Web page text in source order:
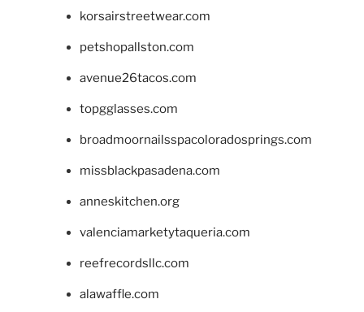
korsairstreetwear.com
petshopallston.com
avenue26tacos.com
topgglasses.com
broadmoornailsspacoloradosprings.com
missblackpasadena.com
anneskitchen.org
valenciamarketytaqueria.com
reefrecordsllc.com
alawaffle.com